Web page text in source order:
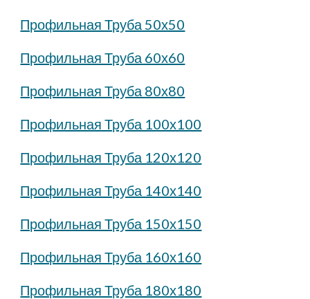
Профильная Труба 50х50
Профильная Труба 60х60
Профильная Труба 80х80
Профильная Труба 100х100
Профильная Труба 120х120
Профильная Труба 140х140
Профильная Труба 150х150
Профильная Труба 160х160
Профильная Труба 180х180